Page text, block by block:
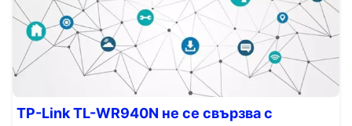
TP-Link TL-WR940N не се свързва с